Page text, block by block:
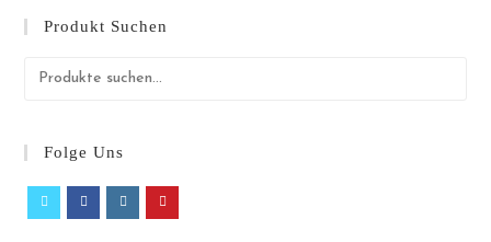
Produkt Suchen
Folge Uns